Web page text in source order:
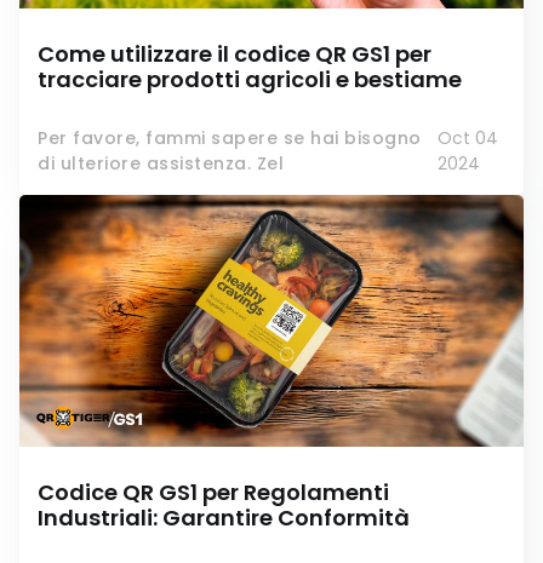
Come utilizzare il codice QR GS1 per
tracciare prodotti agricoli e bestiame
Per favore, fammi sapere se hai bisogno
di ulteriore assistenza. Zel
Oct 04
2024
Codice QR GS1 per Regolamenti
Industriali: Garantire Conformità